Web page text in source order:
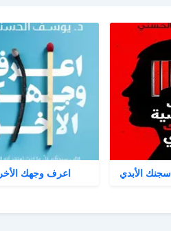
الأبدي اعرف وجهك الأخر